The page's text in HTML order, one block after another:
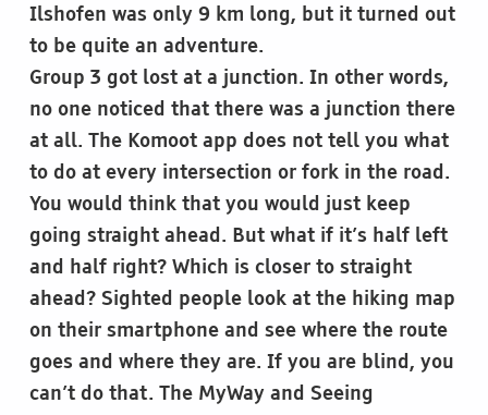
Ilshofen was only 9 km long, but it turned out
to be quite an adventure.
Group 3 got lost at a junction. In other words,
no one noticed that there was a junction there
at all. The Komoot app does not tell you what
to do at every intersection or fork in the road.
You would think that you would just keep
going straight ahead. But what if it’s half left
and half right? Which is closer to straight
ahead? Sighted people look at the hiking map
on their smartphone and see where the route
goes and where they are. If you are blind, you
can’t do that. The MyWay and Seeing